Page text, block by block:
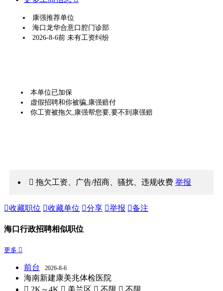
康强推荐单位
海口龙华合意口腔门诊部
2026-8-6前 未有工资纠纷
本单位已加保
虚假招聘和你被骗,康强赔付
你工资被拖欠,康强帮您要,要不到康强赔
 拖欠工资、广告/招商、骚扰、违规收费举报
收藏职位 收藏单位 分享 举报 备注
海口行政招聘相似职位
更多 
前台 2026-8-6
海南新建康美兆体检医院